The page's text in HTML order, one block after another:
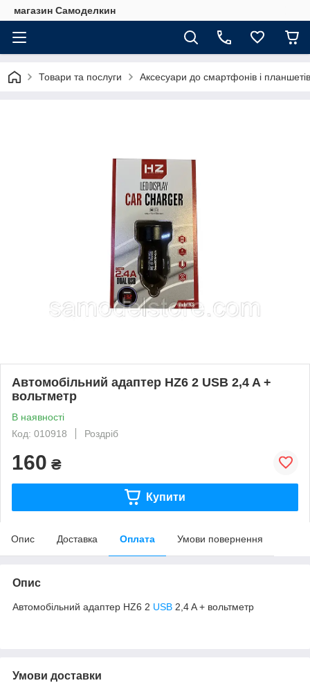
магазин Самоделкин
Товари та послуги Аксесуари до смартфонів і планшетів
Автомобільний адаптер HZ6 2 USB 2,4 A +
вольтметр
В наявності
Код: 010918
Роздріб
160 ₴
Купити
Опис Доставка Оплата Умови повернення
Опис
Автомобільний адаптер HZ6 2 USB 2,4 A + вольтметр
Умови доставки